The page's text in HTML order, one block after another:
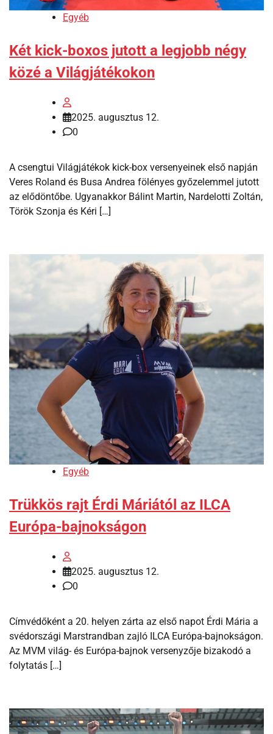
Egyéb
Két kick-boxos jutott a legjobb négy
közé a Világjátékokon
2025. augusztus 12.
0
A csengtui Világjátékok kick-box versenyeinek első napján
Veres Roland és Busa Andrea fölényes győzelemmel jutott
az elődöntőbe. Ugyanakkor Bálint Martin, Nardelotti Zoltán,
Török Szonja és Kéri […]
Egyéb
Trükkös rajt Érdi Máriától az ILCA
Európa-bajnokságon
2025. augusztus 12.
0
Címvédőként a 20. helyen zárta az első napot Érdi Mária a
svédországi Marstrandban zajló ILCA Európa-bajnokságon.
Az MVM világ- és Európa-bajnok versenyzője bizakodó a
folytatás […]